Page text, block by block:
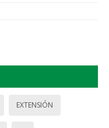
EXTENSIÓN